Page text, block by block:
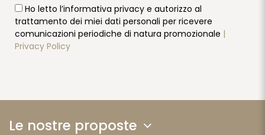
Ho letto l’informativa privacy e autorizzo al
trattamento dei miei dati personali per ricevere
comunicazioni periodiche di natura promozionale |
Privacy Policy
Le nostre proposte